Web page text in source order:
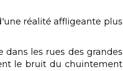
réalité affligeante plus
les rues des grandes
le bruit du chuintement